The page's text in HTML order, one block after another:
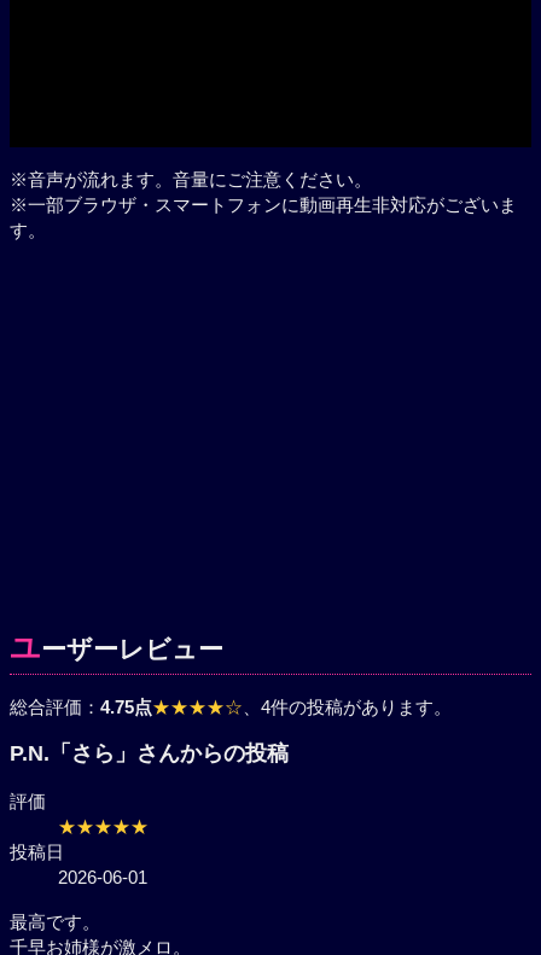
※音声が流れます。音量にご注意ください。
※一部ブラウザ・スマートフォンに動画再生非対応がございま
す。
ユーザーレビュー
総合評価： 4.75点★★★★☆、4件の投稿があります。
評価
★★★★★
最高です。
千早お姉様が激メロ。
流石にありえないでしょっシーンもまあコナンだし、